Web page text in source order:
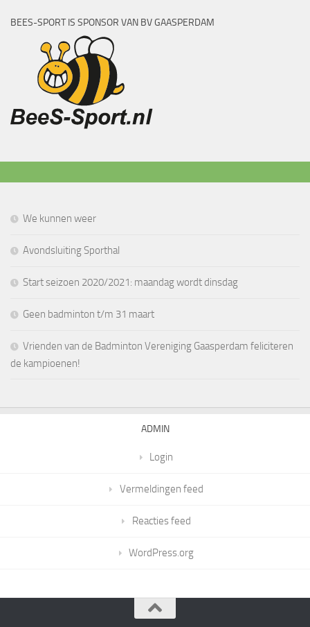
BEES-SPORT IS SPONSOR VAN BV GAASPERDAM
We kunnen weer
Avondsluiting Sporthal
Start seizoen 2020/2021: maandag wordt dinsdag
Geen badminton t/m 31 maart
Vrienden van de Badminton Vereniging Gaasperdam feliciteren
de kampioenen!
ADMIN
Login
Vermeldingen feed
Reacties feed
WordPress.org